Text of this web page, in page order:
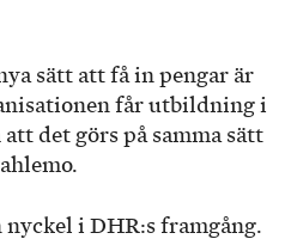
sätt att få in pengar är
får utbildning i
det görs på samma sätt
nyckel i DHR:s framgång.